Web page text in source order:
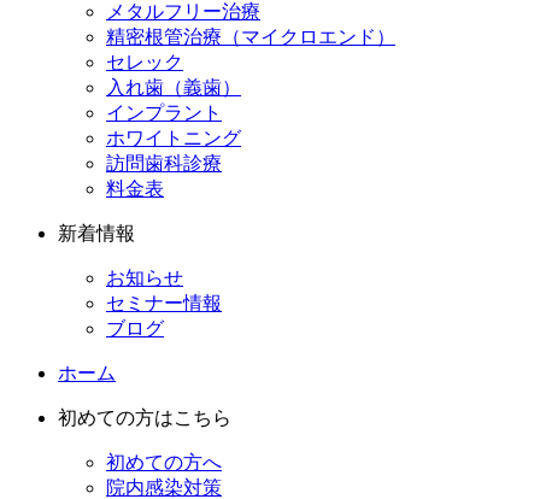
メタルフリー治療
精密根管治療（マイクロエンド）
セレック
入れ歯（義歯）
インプラント
ホワイトニング
訪問歯科診療
料金表
新着情報
お知らせ
セミナー情報
ブログ
ホーム
初めての方はこちら
初めての方へ
院内感染対策